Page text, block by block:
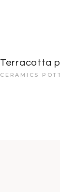
Terracotta
CERAMICS